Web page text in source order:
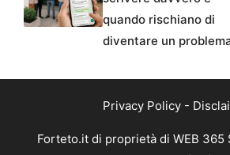
quando rischiano di
diventare un
Privacy Policy-
Forteto.it di proprietà di WEB 365